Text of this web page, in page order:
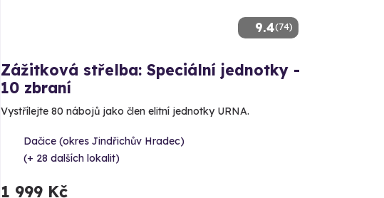
9.4(74)
Zážitková střelba: Speciální jednotky -
10 zbraní
Vystřílejte 80 nábojů jako člen elitní jednotky URNA.
Dačice (okres Jindřichův Hradec)
(+ 28 dalších lokalit)
1 999 Kč